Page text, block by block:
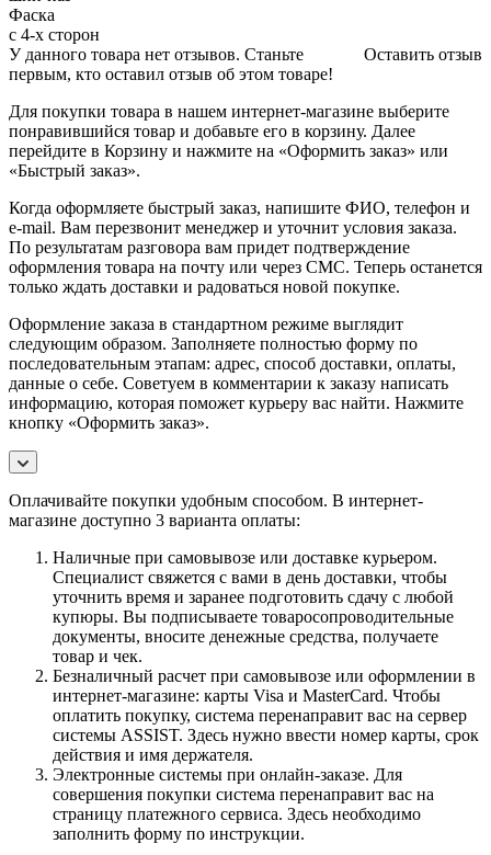
Фаска
с 4-х сторон
Оставить отзыв
У данного товара нет отзывов. Станьте
первым, кто оставил отзыв об этом товаре!
Для покупки товара в нашем интернет-магазине выберите
понравившийся товар и добавьте его в корзину. Далее
перейдите в Корзину и нажмите на «Оформить заказ» или
«Быстрый заказ».
Когда оформляете быстрый заказ, напишите ФИО, телефон и
e-mail. Вам перезвонит менеджер и уточнит условия заказа.
По результатам разговора вам придет подтверждение
оформления товара на почту или через СМС. Теперь останется
только ждать доставки и радоваться новой покупке.
Оформление заказа в стандартном режиме выглядит
следующим образом. Заполняете полностью форму по
последовательным этапам: адрес, способ доставки, оплаты,
данные о себе. Советуем в комментарии к заказу написать
информацию, которая поможет курьеру вас найти. Нажмите
кнопку «Оформить заказ».
Оплачивайте покупки удобным способом. В интернет-
магазине доступно 3 варианта оплаты:
Наличные при самовывозе или доставке курьером.
Специалист свяжется с вами в день доставки, чтобы
уточнить время и заранее подготовить сдачу с любой
купюры. Вы подписываете товаросопроводительные
документы, вносите денежные средства, получаете
товар и чек.
Безналичный расчет при самовывозе или оформлении в
интернет-магазине: карты Visa и MasterCard. Чтобы
оплатить покупку, система перенаправит вас на сервер
системы ASSIST. Здесь нужно ввести номер карты, срок
действия и имя держателя.
Электронные системы при онлайн-заказе. Для
совершения покупки система перенаправит вас на
страницу платежного сервиса. Здесь необходимо
заполнить форму по инструкции.